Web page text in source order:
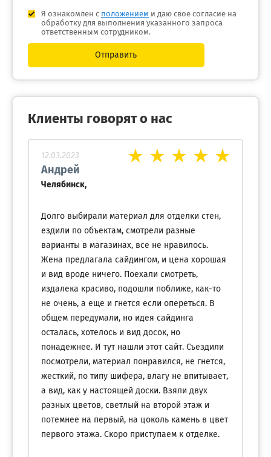
Я ознакомлен с положением и даю свое согласие на
обработку для выполнения указанного запроса
ответственным сотрудником.
Отправить
Клиенты говорят о нас
12.03.2023
Андрей
Челябинск,
Долго выбирали материал для отделки стен,
ездили по объектам, смотрели разные
варианты в магазинах, все не нравилось.
Жена предлагала сайдингом, и цена хорошая
и вид вроде ничего. Поехали смотреть,
издалека красиво, подошли поближе, как-то
не очень, а еще и гнется если опереться. В
общем передумали, но идея сайдинга
осталась, хотелось и вид досок, но
понадежнее. И тут нашли этот сайт. Съездили
посмотрели, материал понравился, не гнется,
жесткий, по типу шифера, влагу не впитывает,
а вид, как у настоящей доски. Взяли двух
разных цветов, светлый на второй этаж и
потемнее на первый, на цоколь камень в цвет
первого этажа. Скоро приступаем к отделке.